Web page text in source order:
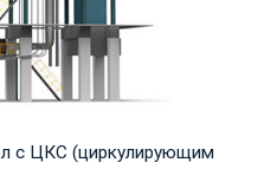
с ЦКС (циркулирующим